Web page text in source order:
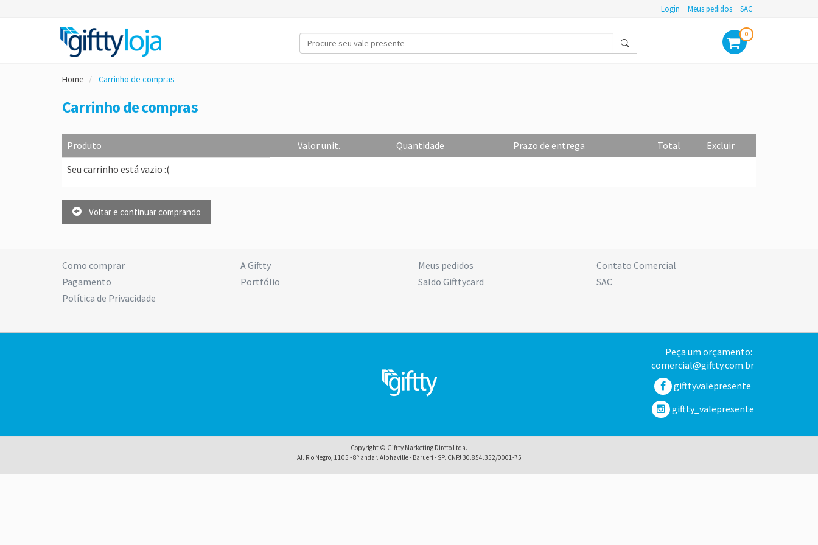
Login Meus pedidos SAC
0
Home Carrinho de compras
Carrinho de compras
Produto Valor unit. Quantidade Prazo de entrega Total
Excluir
Seu carrinho está vazio :(
Voltar e continuar comprando
Como comprar
Pagamento
Política de Privacidade
A Giftty
Portfólio
Meus pedidos
Saldo Gifttycard
Contato Comercial
SAC
Peça um orçamento:
comercial@giftty.com.br
gifttyvalepresente
giftty_valepresente
Copyright © Giftty Marketing Direto Ltda.
Al. Rio Negro, 1105 - 8º andar. Alphaville - Barueri - SP. CNPJ 30.854.352/0001-75